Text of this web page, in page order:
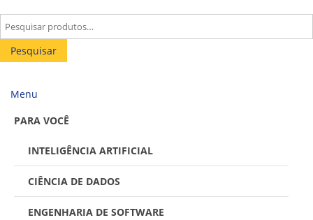
Pesquisar
Menu
PARA VOCÊ
INTELIGÊNCIA ARTIFICIAL
CIÊNCIA DE DADOS
ENGENHARIA DE SOFTWARE